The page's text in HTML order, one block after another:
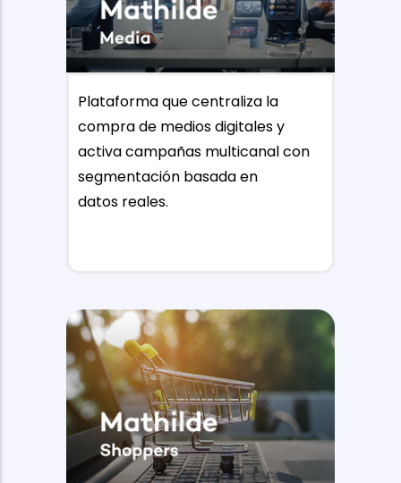
Plataforma que centraliza la
compra de medios digitales y
activa campañas multicanal con
segmentación basada en
datos reales.